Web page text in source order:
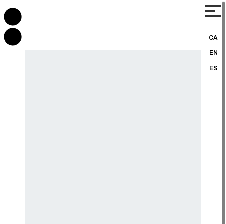
CA
EN
ES